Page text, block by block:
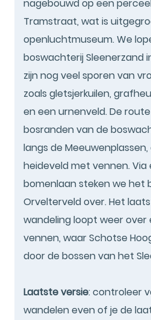
nagebouwd op een
Tramstraat, wat is
openluchtmuseum. We
boswachterij Sleenerzand
zijn nog veel sporen van
zoals gletsjerkuilen,
en een urnenveld. De
bosranden van de
langs de
heideveld met vennen.
bomenlaan steken we het
Orvelterveld over. Het
wandeling loopt weer over
vennen, waar Schotse
door de bossen van het
Laatste versie: controleer
wandelen even of je de